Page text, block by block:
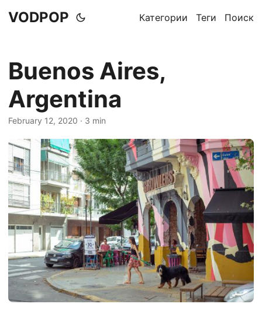
VODPOP Категории Теги Поиск
Buenos Aires,
Argentina
February 12, 2020 · 3 min